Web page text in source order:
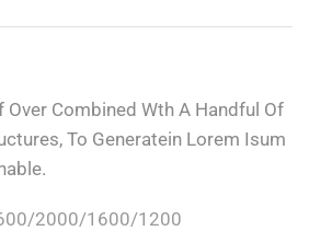
Over Combined Wth A Handful Of
To Generatein Lorem Isum
2000/1600/1200